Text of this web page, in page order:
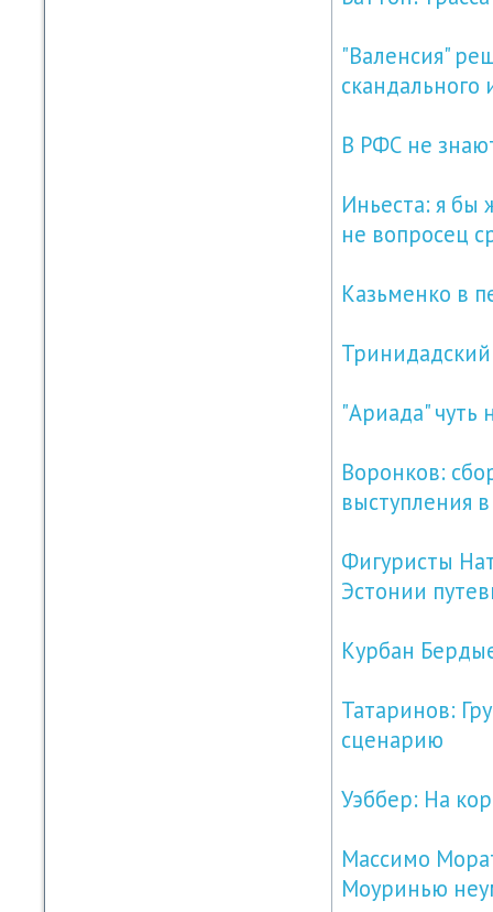
"Валенсия"
В РФС не
Иньеста: я бы
не вопросец
Казьменко в
"Ариада" чуть
Воронков:
выступления
Фигуристы
Эстонии
Курбан
Татаринов:
сценарию
Уэббер: На
Массимо
Моуринью